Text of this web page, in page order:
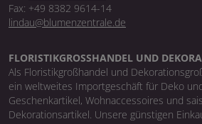
Fax: +49 8382 9614-14
lindau@blumenzentrale.de
FLORISTIKGROSSHANDEL UND
Als Floristikgroßhandel und
ein weltweites Importgeschäft für Deko
Geschenkartikel, Wohnaccessoires und
Dekorationsartikel. Unsere günstigen